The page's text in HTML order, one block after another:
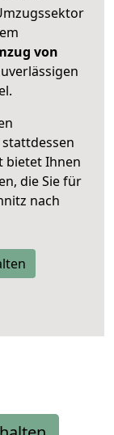
von
bietet Ihnen
die Sie für
nach